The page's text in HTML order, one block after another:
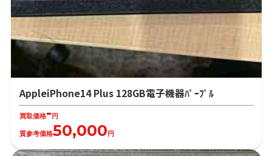
AppleiPhone14 Plus 128GB電子機器ﾊﾟｰﾌﾟﾙ
買取価格-円
質参考価格50,000円